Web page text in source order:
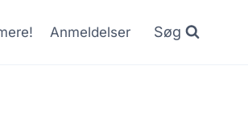
Anmeldelser Søg